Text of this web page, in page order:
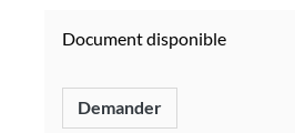
Document disponible
Demander